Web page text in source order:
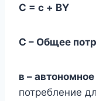
С = с + BY
C – Общее
в –
потребление